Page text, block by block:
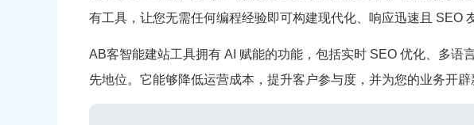
有工具，让您无需任何编程经验即可构建现代化、响应迅速且 SEO
AB客智能建站工具拥有 AI 赋能的功能，包括实时 SEO 优化、多语
先地位。它能够降低运营成本，提升客户参与度，并为您的业务开辟